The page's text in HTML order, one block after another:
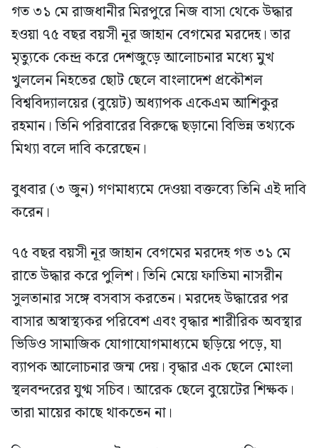
গত ৩১ মে রাজধানীর মিরপুরে নিজ বাসা থেকে উদ্ধার
হওয়া ৭৫ বছর বয়সী নূর জাহান বেগমের মরদেহ। তার
মৃত্যুকে কেন্দ্র করে দেশজুড়ে আলোচনার মধ্যে মুখ
খুললেন নিহতের ছোট ছেলে বাংলাদেশ প্রকৌশল
বিশ্ববিদ্যালয়ের (বুয়েট) অধ্যাপক একেএম আশিকুর
রহমান। তিনি পরিবারের বিরুদ্ধে ছড়ানো বিভিন্ন তথ্যকে
মিথ্যা বলে দাবি করেছেন।
বুধবার (৩ জুন) গণমাধ্যমে দেওয়া বক্তব্যে তিনি এই দাবি
করেন।
৭৫ বছর বয়সী নূর জাহান বেগমের মরদেহ গত ৩১ মে
রাতে উদ্ধার করে পুলিশ। তিনি মেয়ে ফাতিমা নাসরীন
সুলতানার সঙ্গে বসবাস করতেন। মরদেহ উদ্ধারের পর
বাসার অস্বাস্থ্যকর পরিবেশ এবং বৃদ্ধার শারীরিক অবস্থার
ভিডিও সামাজিক যোগাযোগমাধ্যমে ছড়িয়ে পড়ে, যা
ব্যাপক আলোচনার জন্ম দেয়। বৃদ্ধার এক ছেলে মোংলা
স্থলবন্দরের যুগ্ম সচিব। আরেক ছেলে বুয়েটের শিক্ষক।
তারা মায়ের কাছে থাকতেন না।